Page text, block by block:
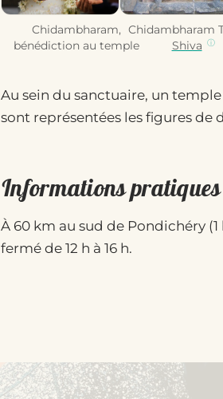
Chidambharam,
bénédiction au temple
Chidambharam
Shiva
Au sein du sanctuaire, un
sont représentées les figures de
Informations pratiques
À 60 km au sud de Pondichéry
fermé de 12 h à 16 h.